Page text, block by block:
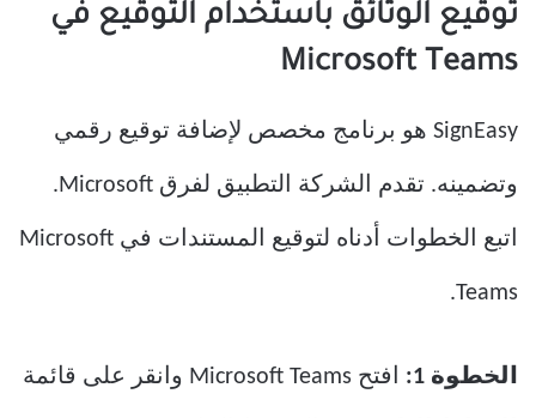
توقيع الوثائق باستخدام التوقيع في
Microsoft Teams
SignEasy هو برنامج مخصص لإضافة توقيع رقمي
وتضمينه. تقدم الشركة التطبيق لفرق Microsoft.
اتبع الخطوات أدناه لتوقيع المستندات في Microsoft
Teams.
الخطوة 1: افتح Microsoft Teams وانقر على قائمة